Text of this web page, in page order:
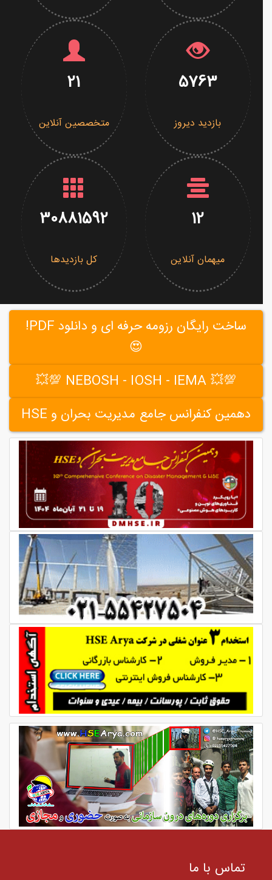
5763
بازدید دیروز
21
متخصصین آنلاین
12
میهمان آنلاین
30881592
کل بازدیدها
ساخت رایگان رزومه حرفه ای و دانلود PDF!
😍
💯💥 NEBOSH - IOSH - IEMA 💯💥
دهمین کنفرانس جامع مدیریت بحران و HSE
تماس با ما